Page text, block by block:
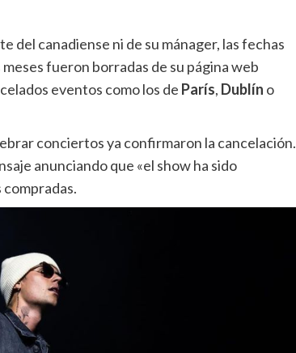
del canadiense ni de su mánager, las fechas
fueron borradas de su página web
eventos como los de París, Dublín o
conciertos ya confirmaron la cancelación.
anunciando que «el show ha sido